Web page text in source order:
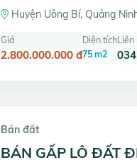
Huyện Uông Bí, Quảng
Giá
2.800.000.000 đ
Diện tích
75 m2
Liên
Bán đất
BÁN GẤP LÔ ĐẤT